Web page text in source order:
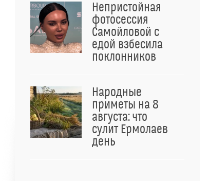
Непристойная
фотосессия
Самойловой с
едой взбесила
поклонников
Народные
приметы на 8
августа: что
сулит Ермолаев
день